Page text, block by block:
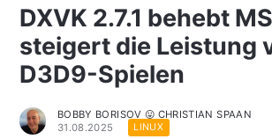
DXVK 2.7.1 behebt
steigert die Leistung
D3D9-Spielen
BOBBY BORISOV 😛 CHRISTIAN SPAAN
31.08.2025
LINUX